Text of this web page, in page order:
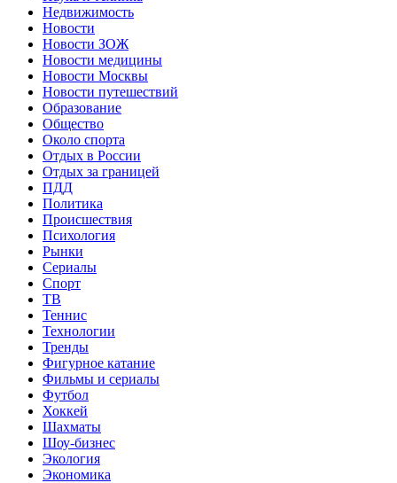
Недвижимость
Новости
Новости ЗОЖ
Новости медицины
Новости Москвы
Новости путешествий
Образование
Общество
Около спорта
Отдых в России
Отдых за границей
ПДД
Политика
Происшествия
Психология
Рынки
Сериалы
Спорт
ТВ
Теннис
Технологии
Тренды
Фигурное катание
Фильмы и сериалы
Футбол
Хоккей
Шахматы
Шоу-бизнес
Экология
Экономика